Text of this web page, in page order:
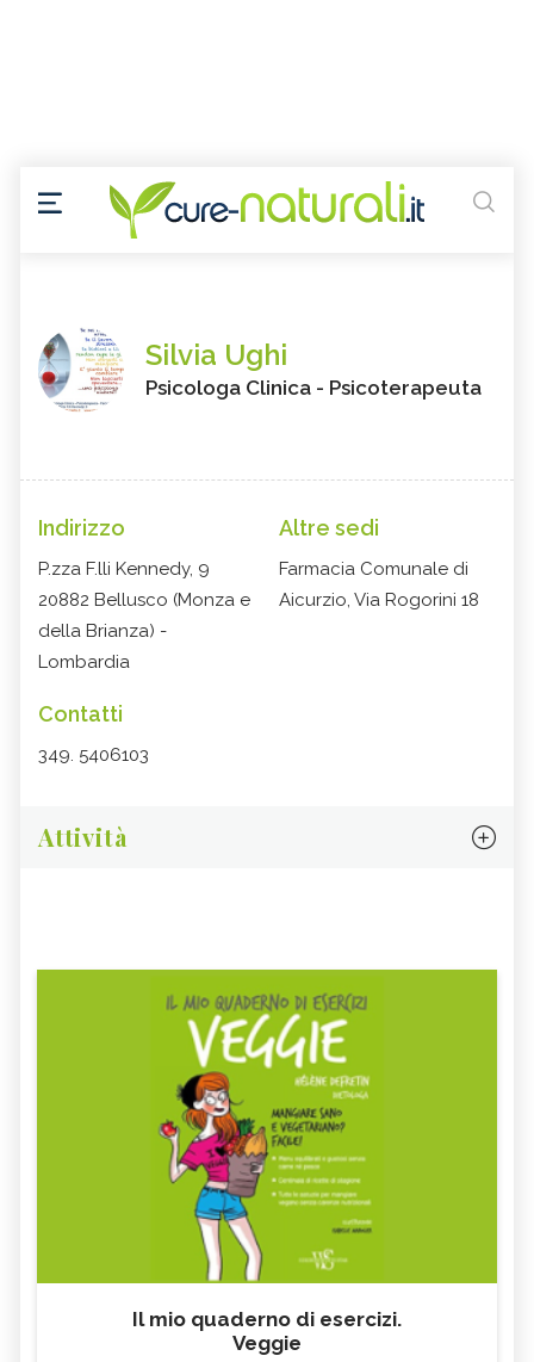
Silvia Ughi
Psicologa Clinica - Psicoterapeuta
Indirizzo
P.zza F.lli Kennedy, 9
20882 Bellusco (Monza e
della Brianza) -
Lombardia
Altre sedi
Farmacia Comunale di
Aicurzio, Via Rogorini 18
Contatti
349. 5406103
Attività
Il mio quaderno di esercizi.
Veggie